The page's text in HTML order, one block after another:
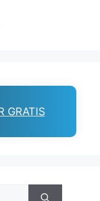
GRATIS